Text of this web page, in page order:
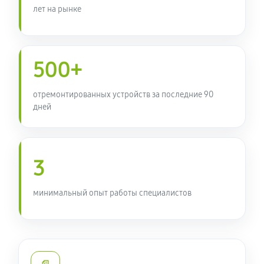
450 руб
лет на рынке
500+
отремонтированных устройств за последние 90
дней
3
минимальный опыт работы специалистов